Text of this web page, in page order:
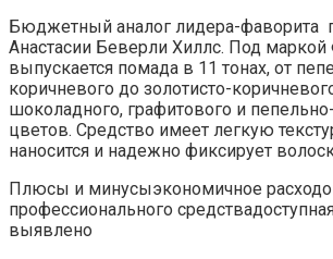
Бюджетный аналог лидера-фаворита
Анастасии Беверли Хиллс. Под
выпускается помада в 11 тонах, от
коричневого до золотисто-
шоколадного, графитового и
цветов. Средство имеет легкую
наносится и надежно фиксирует
Плюсы и минусыэкономичное
профессионального
выявлено